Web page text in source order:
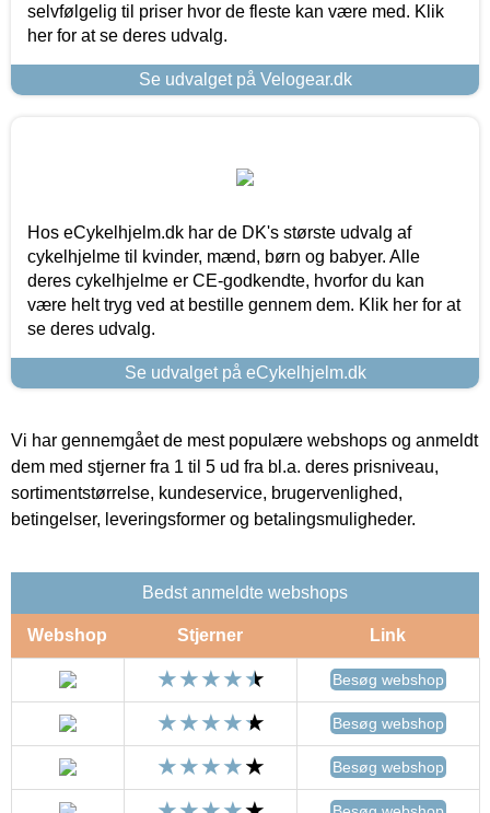
selvfølgelig til priser hvor de fleste kan være med. Klik
her for at se deres udvalg.
Se udvalget på Velogear.dk
Hos eCykelhjelm.dk har de DK's største udvalg af
cykelhjelme til kvinder, mænd, børn og babyer. Alle
deres cykelhjelme er CE-godkendte, hvorfor du kan
være helt tryg ved at bestille gennem dem. Klik her for at
se deres udvalg.
Se udvalget på eCykelhjelm.dk
Vi har gennemgået de mest populære webshops og anmeldt
dem med stjerner fra 1 til 5 ud fra bl.a. deres prisniveau,
sortimentstørrelse, kundeservice, brugervenlighed,
betingelser, leveringsformer og betalingsmuligheder.
Bedst anmeldte webshops
Webshop Stjerner Link
Besøg webshop
Besøg webshop
Besøg webshop